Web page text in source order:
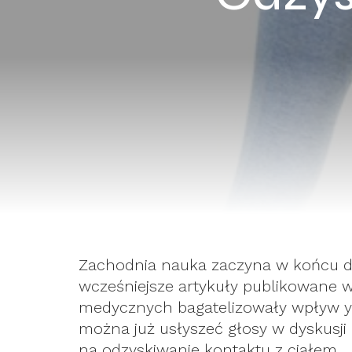
Zachodnia nauka zaczyna w końcu
wcześniejsze artykuły publikowane
medycznych bagatelizowały wpływ
można już usłyszeć głosy w